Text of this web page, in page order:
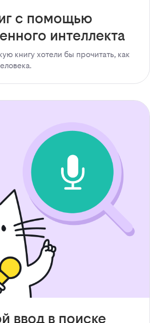
с помощью
интеллекта
книгу хотели бы прочитать, как
ввод в поиске